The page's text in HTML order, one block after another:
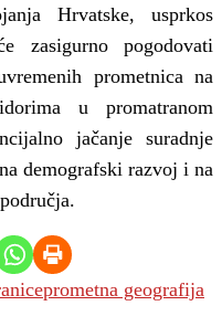
Hrvatske, usprkos
zasigurno pogodovati
prometnica na
u promatranom
jačanje suradnje
demografski razvoj i na
prometna geografija